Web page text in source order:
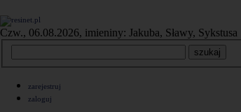
Czw., 06.08.2026, imieniny: Jakuba, Sławy, Sykstusa
zarejestruj
zaloguj